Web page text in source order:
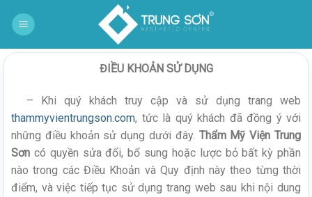
qua
dung
ĐIỀU KHOẢN SỬ DỤNG
– Khi quý khách truy cập và sử dụng trang web
thammyvientrungson.com, tức là quý khách đã đồng ý với
những điều khoản sử dụng dưới đây. Thẩm Mỹ Viện Trung
Sơn có quyền sửa đổi, bổ sung hoặc lược bỏ bất kỳ phần
nào trong các Điều Khoản và Quy định này theo từng thời
điểm, và việc tiếp tục sử dụng trang web sau khi nội dung